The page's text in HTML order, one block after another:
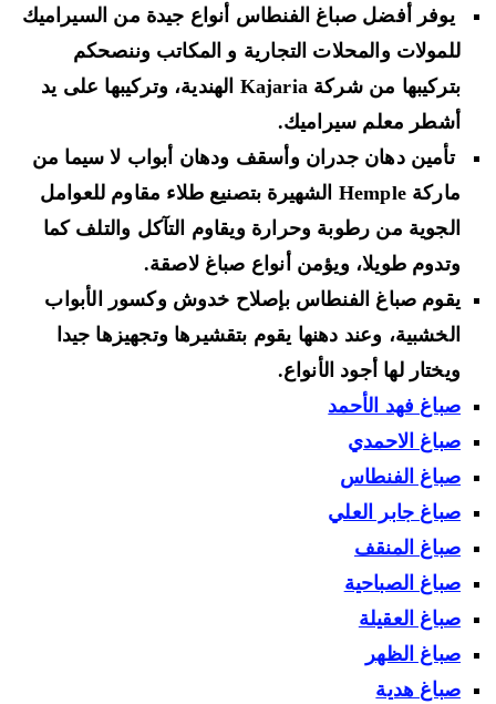
يوفر أفضل صباغ الفنطاس أنواع جيدة من السيراميك
للمولات والمحلات التجارية و المكاتب وننصحكم
بتركيبها من شركة Kajaria الهندية، وتركيبها على يد
أشطر معلم سيراميك.
تأمين دهان جدران وأسقف ودهان أبواب لا سيما من
ماركة Hemple الشهيرة بتصنيع طلاء مقاوم للعوامل
الجوية من رطوبة وحرارة ويقاوم التآكل والتلف كما
وتدوم طويلا، ويؤمن أنواع صباغ لاصقة.
يقوم صباغ الفنطاس بإصلاح خدوش وكسور الأبواب
الخشبية، وعند دهنها يقوم بتقشيرها وتجهيزها جيدا
ويختار لها أجود الأنواع.
صباغ فهد الأحمد
صباغ الاحمدي
صباغ الفنطاس
صباغ جابر العلي
صباغ المنقف
صباغ الصباحية
صباغ العقيلة
صباغ الظهر
صباغ هدية